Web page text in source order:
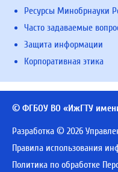
Ресурсы Минобрнауки
Часто задаваемые
Защита информации
Корпоративная этика
© ФГБОУ ВО «ИжГТУ
Разработка © 2026
Правила использования
Политика по обработке